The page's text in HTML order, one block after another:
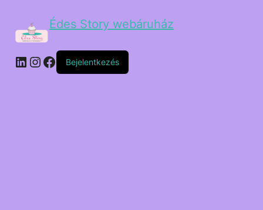
Édes Story webáruház
Bejelentkezés